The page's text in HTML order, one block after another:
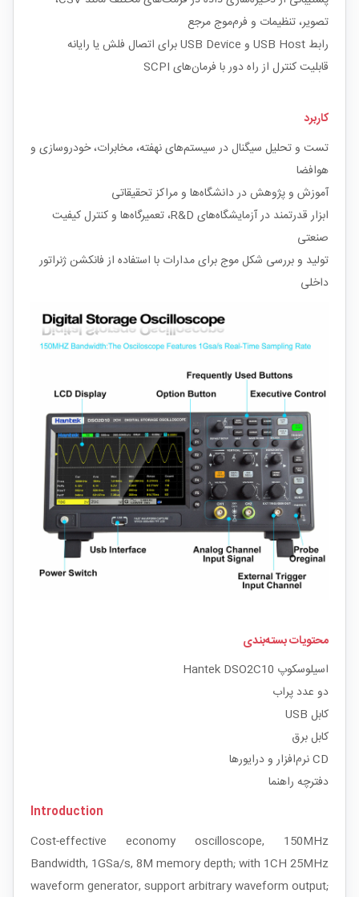
تصویر، تنظیمات و فرم‌موج مرجع
رابط USB Host و USB Device برای اتصال فلش یا رایانه
قابلیت کنترل از راه دور با فرمان‌های SCPI
کاربرد
تست و تحلیل سیگنال در سیستم‌های نهفته، مخابرات، خودروسازی و
هوافضا
آموزش و پژوهش در دانشگاه‌ها و مراکز تحقیقاتی
ابزار قدرتمند در آزمایشگاه‌های R&D، تعمیرگاه‌ها و کنترل کیفیت
صنعتی
تولید و بررسی شکل موج برای مدارات با استفاده از فانکشن ژنراتور
داخلی
محتویات بسته‌بندی
اسیلوسکوپ Hantek DSO2C10
دو عدد پراب
کابل USB
کابل برق
CD نرم‌افزار و درایورها
دفترچه راهنما
Introduction
Cost-effective economy oscilloscope, 150MHz
Bandwidth, 1GSa/s, 8M memory depth; with 1CH 25MHz
waveform generator, support arbitrary waveform output;